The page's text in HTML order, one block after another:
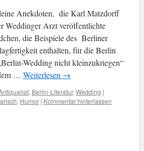
Anekdoten, die Karl Matzdorff
Weddinger Arzt veröffentlichte
die Beispiele des Berliner
enthalten, für die Berlin
Wedding nicht kleinzukriegen“
… Weiterlesen →
, Berlin-Literatur, Wedding |
, Humor | Kommentar hinterlassen